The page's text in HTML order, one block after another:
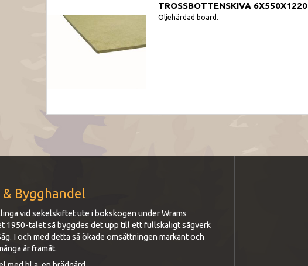
TROSSBOTTENSKIVA 6X550X1220
Oljehärdad board.
Bygghandel
vid sekelskiftet ute i bokskogen under Wrams
1950-talet så byggdes det upp till ett fullskaligt sågverk
I och med detta så ökade omsättningen markant och
år framåt.